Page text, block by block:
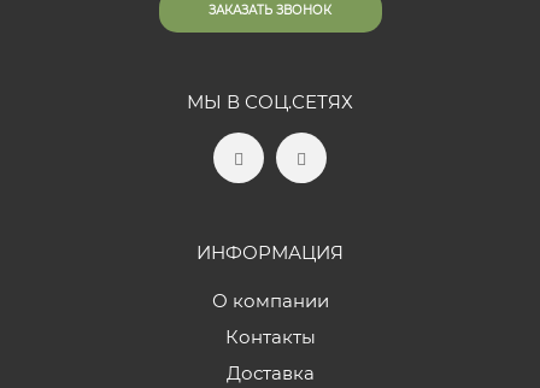
ЗАКАЗАТЬ ЗВОНОК
МЫ В СОЦ.СЕТЯХ
ИНФОРМАЦИЯ
О компании
Контакты
Доставка